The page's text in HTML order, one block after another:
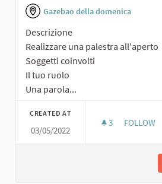
Gazebao della domenica
Descrizione
Realizzare una palestra all'aperto
Soggetti coinvolti
Il tuo ruolo
Una parola...
CREATED AT
03/05/2022
3 3
FOLLOW